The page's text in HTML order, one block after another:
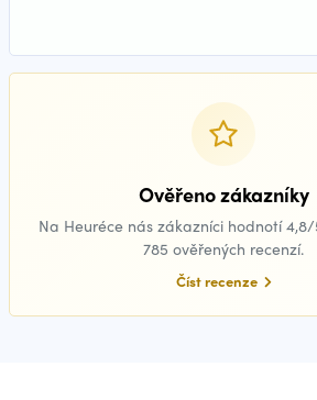
Ověřeno zákazníky
Na Heuréce nás zákazníci hodnotí
785 ověřených recenzí.
Číst recenze